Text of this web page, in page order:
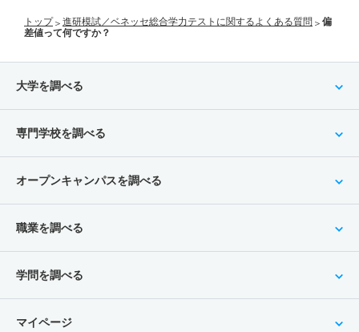
トップ 進研模試／ベネッセ総合学力テストに関するよくある質問
偏
差値って何ですか？
大学を調べる
専門学校を調べる
オープンキャンパスを調べる
職業を調べる
学問を調べる
マイページ